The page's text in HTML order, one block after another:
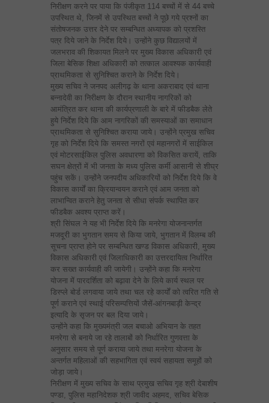
निरीक्षण करने पर पाया कि पंजीकृत 114 बच्चों में से 44 बच्चे
उपस्थित थे, जिनमें से उपस्थित बच्चों ने पूछे गये प्रश्नों का
संतोषजनक उत्तर देने पर सम्बन्धित अध्यापक को प्रशस्ति
पत्र दिये जाने के निर्देश दिये। उन्होंने कुछ विद्यालयों में
जलभराव की शिकायत मिलने पर मुख्य विकास अधिकारी एवं
जिला बेसिक शिक्षा अधिकारी को तत्काल आवश्यक कार्यवाही
प्राथमिकता से सुनिश्चित कराने के निर्देश दिये।
मुख्य सचिव ने जनपद अलीगढ़ के थाना अकराबाद एवं थाना
बन्नादेवी का निरीक्षण के दौरान स्थानीय नागरिकों को
आमंत्रित कर थाना की कार्यप्रणाली के बारे में फीडबैक लेते
हुये निर्देश दिये कि आम नागरिकों की समस्याओं का समाधान
प्राथमिकता से सुनिश्चित कराया जाये। उन्होंने प्रमुख सचिव
गृह को निर्देश दिये कि समस्त नगरों एवं महानगरों में साईकिल
एवं मोटरसाईकिल पुलिस अवधारणा को विकसित करायें, ताकि
सघन क्षेत्रों में भी जनता के मध्य पुलिस कर्मी आसानी से शीघ्र
पहुंच सकें। उन्होंने जनपदीय अधिकारियों को निर्देश दिये कि वे
विकास कार्यों का क्रियान्वयन कराने एवं आम जनता को
लाभान्वित कराने हेतु जनता से सीधा संपर्क स्थापित कर
फीडबैक अवश्य प्राप्त करें।
श्री सिंघल ने यह भी निर्देश दिये कि मनरेगा योजनान्तर्गत
मजदूरी का भुगतान समय से किया जाये, भुगतान में विलम्ब की
सूचना प्राप्त होने पर सम्बन्धित खण्ड विकास अधिकारी, मुख्य
विकास अधिकारी एवं जिलाधिकारी का उत्तरदायित्व निर्धारित
कर सख्त कार्यवाही की जायेगी। उन्होंने कहा कि मनरेगा
योजना में पारदर्शिता को बढ़ावा देने के लिये कार्य स्थल पर
डिस्प्ले बोर्ड लगवाया जाये तथा चल रहे कार्यों को त्वरित गति से
पूर्ण कराने एवं स्थाई परिसम्पत्तियों जैसें-आंगनबाड़ी केन्द्र
इत्यादि के सृजन पर बल दिया जाये।
उन्होंने कहा कि मुख्यमंत्री जल बचाओ अभियान के तहत
मनरेगा से बनाये जा रहे तालाबों को निर्धारित गुणवत्ता के
अनुसार समय से पूर्ण कराया जाये तथा मनरेगा योजना के
अन्तर्गत महिलाओं की सहभागिता एवं स्वयं सहायता समूहों को
जोड़ा जाये।
निरीक्षण में मुख्य सचिव के साथ प्रमुख सचिव गृह श्री देबाशीष
पण्डा, पुलिस महानिदेशक श्री जावीद अहमद, सचिव बेसिक